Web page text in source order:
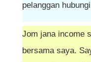
pelanggan
Jom jana income
bersama saya.